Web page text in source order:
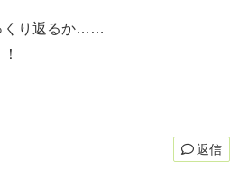
くり返るか……
返信